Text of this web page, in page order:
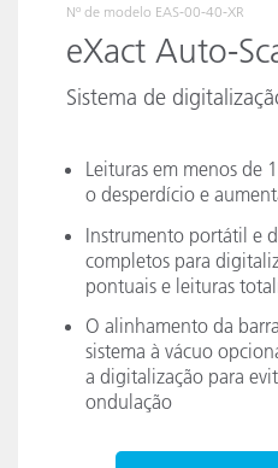
Nº de modelo EAS-00-40-XR
eXact Auto-
Sistema de
Leituras em menos de
o desperdício e
Instrumento portátil e
completos para
pontuais e leituras
O alinhamento da
sistema à vácuo
a digitalização para
ondulação